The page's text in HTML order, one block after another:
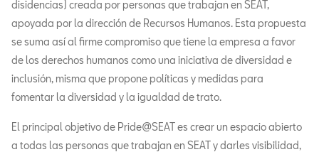
disidencias) creada por personas que trabajan en SEAT,
apoyada por la dirección de Recursos Humanos. Esta propuesta
se suma así al firme compromiso que tiene la empresa a favor
de los derechos humanos como una iniciativa de diversidad e
inclusión, misma que propone políticas y medidas para
fomentar la diversidad y la igualdad de trato.
El principal objetivo de Pride@SEAT es crear un espacio abierto
a todas las personas que trabajan en SEAT y darles visibilidad,